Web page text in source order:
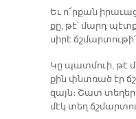
Եւ ո՜ր­քան
քը, թէ՝ մարդ
սի­րէ
Կը պատ­մուի, թէ
քին փնտռած էր
զայն։ Շատ տե­ղեր
մէկ տեղ